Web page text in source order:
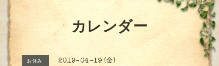
カレンダー
お休み 2019-04-19 (金)